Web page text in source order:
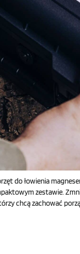
do łowienia
zestawie.
chcą zachować